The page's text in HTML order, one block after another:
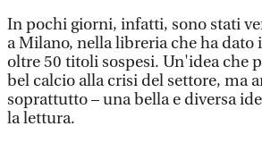
In pochi giorni, infatti, sono stati
a Milano, nella libreria che ha dato
oltre 50 titoli sospesi. Un'idea che
bel calcio alla crisi del settore, ma
soprattutto – una bella e diversa
la lettura.